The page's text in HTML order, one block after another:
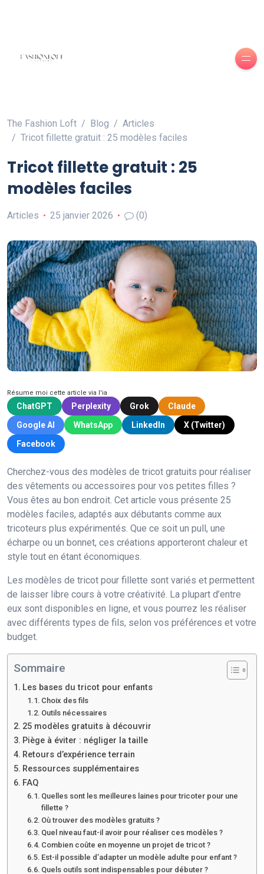
The Fashion Loft Blog
Articles
Tricot fillette gratuit : 25 modèles faciles
Tricot fillette gratuit : 25
modèles faciles
Articles 25 janvier 2026 (0)
Résume moi cette article via l'ia
ChatGPT Perplexity Grok
Claude
Google AI
WhatsApp LinkedIn
X (Twitter)
Facebook
Cherchez-vous des modèles de tricot gratuits pour réaliser
des vêtements ou accessoires pour vos petites filles ?
Vous êtes au bon endroit. Cet article vous présente 25
modèles faciles, adaptés aux débutants comme aux
tricoteurs plus expérimentés. Que ce soit un pull, une
écharpe ou un bonnet, ces créations apporteront chaleur et
style tout en étant économiques.
Les modèles de tricot pour fillette sont variés et permettent
de laisser libre cours à votre créativité. La plupart d’entre
eux sont disponibles en ligne, et vous pourrez les réaliser
avec différents types de fils, selon vos préférences et votre
budget.
Sommaire
Les bases du tricot pour enfants
Choix des fils
Outils nécessaires
25 modèles gratuits à découvrir
Piège à éviter : négliger la taille
Retours d’expérience terrain
Ressources supplémentaires
FAQ
Quelles sont les meilleures laines pour tricoter pour une
fillette ?
Où trouver des modèles gratuits ?
Quel niveau faut-il avoir pour réaliser ces modèles ?
Combien coûte en moyenne un projet de tricot ?
Est-il possible d’adapter un modèle adulte pour enfant ?
Quels outils sont indispensables pour débuter ?